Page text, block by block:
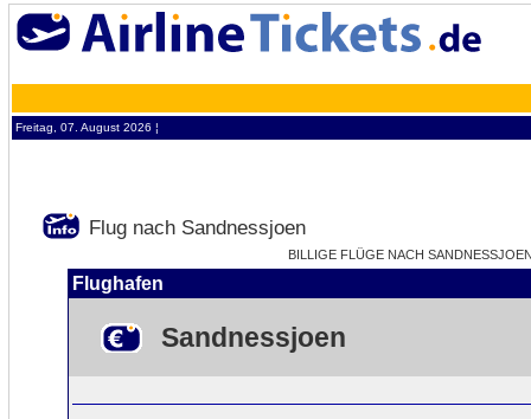
Freitag, 07. August 2026 ¦
Flug nach Sandnessjoen
BILLIGE FLÜGE NACH
Flughafen
Sandnessjoen